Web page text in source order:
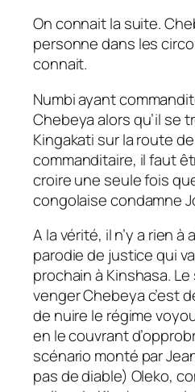
On connait la suite.
personne dans les
connait.
Numbi ayant
Chebeya alors qu’il se
Kingakati sur la route
commanditaire, il faut
croire une seule fois
congolaise condamne
A la vérité, il n’y a rien
parodie de justice qui
prochain à Kinshasa.
venger Chebeya c’est
de nuire le régime
en le couvrant
scénario monté par
pas de diable) Oleko,